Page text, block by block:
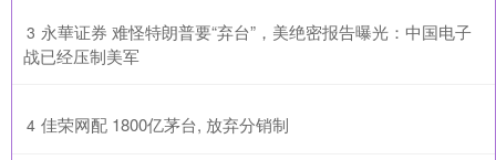
3 ​永華证券 难怪特朗普要“弃台”，美绝密报告曝光：中国电子
战已经压制美军
4 ​佳荣网配 1800亿茅台, 放弃分销制